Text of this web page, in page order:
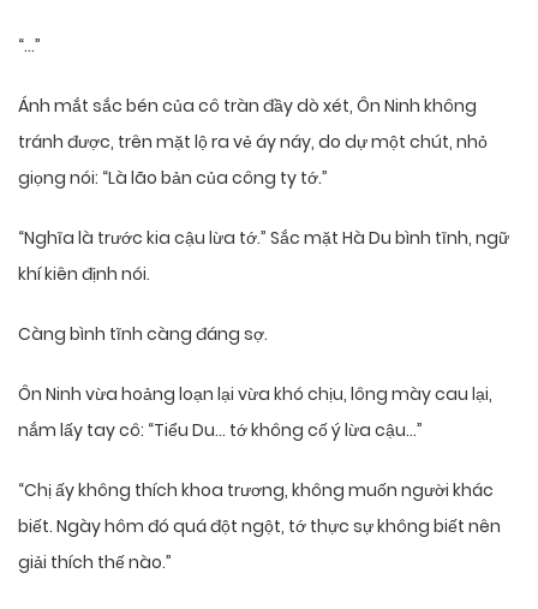
“…”
Ánh mắt sắc bén của cô tràn đầy dò xét, Ôn Ninh không
tránh được, trên mặt lộ ra vẻ áy náy, do dự một chút, nhỏ
giọng nói: “Là lão bản của công ty tớ.”
“Nghĩa là trước kia cậu lừa tớ.” Sắc mặt Hà Du bình tĩnh, ngữ
khí kiên định nói.
Càng bình tĩnh càng đáng sợ.
Ôn Ninh vừa hoảng loạn lại vừa khó chịu, lông mày cau lại,
nắm lấy tay cô: “Tiểu Du… tớ không cố ý lừa cậu…”
“Chị ấy không thích khoa trương, không muốn người khác
biết. Ngày hôm đó quá đột ngột, tớ thực sự không biết nên
giải thích thế nào.”